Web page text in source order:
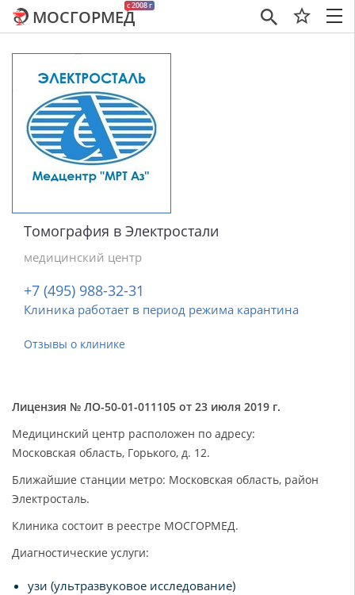
×
c 2008 г
МОСГОРМЕД
Томография в Электростали
медицинский центр
+7 (495) 988-32-31
Клиника работает в период режима карантина
Отзывы о клинике
Лицензия № ЛО-50-01-011105 от 23 июля 2019 г.
Медицинский центр расположен по адресу:
Московская область, Горького, д. 12.
Ближайшие станции метро: Московская область, район
Электросталь.
Клиника состоит в реестре МОСГОРМЕД.
Диагностические услуги:
узи (ультразвуковое исследование)